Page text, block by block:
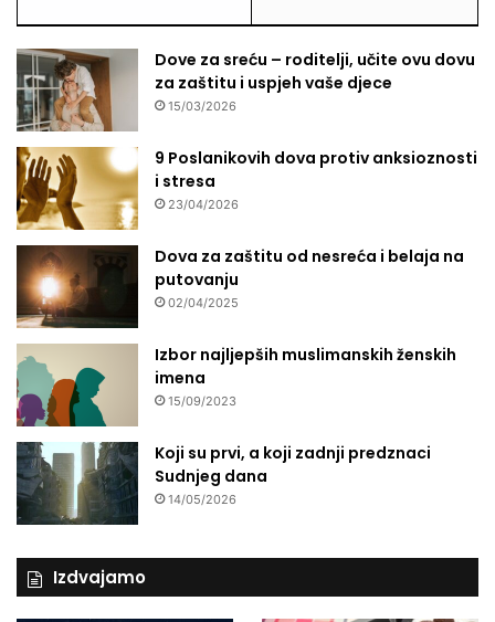
Dove za sreću – roditelji, učite ovu dovu
za zaštitu i uspjeh vaše djece
15/03/2026
9 Poslanikovih dova protiv anksioznosti
i stresa
23/04/2026
Dova za zaštitu od nesreća i belaja na
putovanju
02/04/2025
Izbor najljepših muslimanskih ženskih
imena
15/09/2023
Koji su prvi, a koji zadnji predznaci
Sudnjeg dana
14/05/2026
Izdvajamo